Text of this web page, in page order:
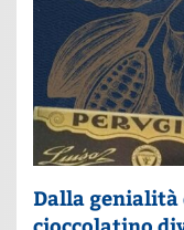
Dalla genialità